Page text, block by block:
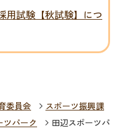
用試験【秋試験】につ
委員会
スポーツ振興課
ツパーク
田辺スポーツパ